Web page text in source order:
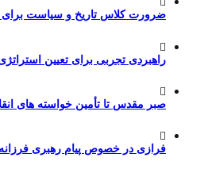
ضرورت کلاس تاریخ و سیاست برای
راهبردی تجربی برای تعیین
صبر مقدس تا تأمین خواسته های
فرازی در خصوص پیام رهبری